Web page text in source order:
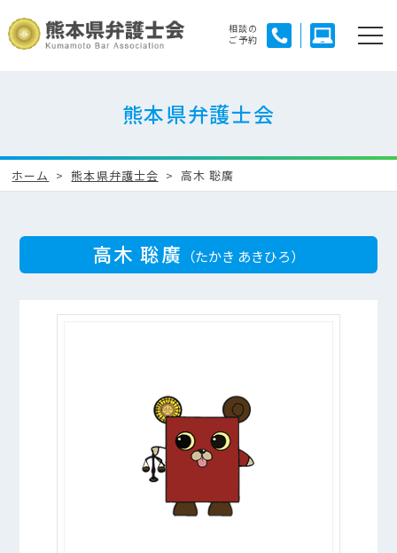
相談の
ご予約
熊本県弁護士会
ホーム 熊本県弁護士会 高木 聡廣
高木 聡廣 （たかき あきひろ）